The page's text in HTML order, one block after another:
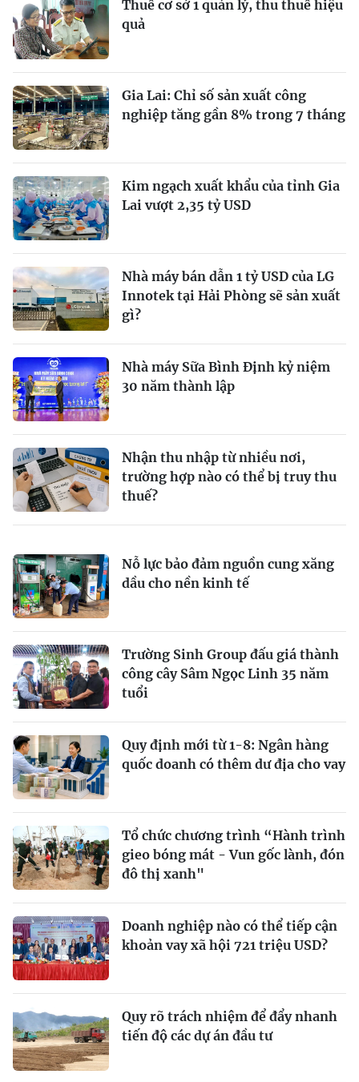
Thuế cơ sở 1 quản lý, thu thuế hiệu
quả
Gia Lai: Chỉ số sản xuất công
nghiệp tăng gần 8% trong 7 tháng
Kim ngạch xuất khẩu của tỉnh Gia
Lai vượt 2,35 tỷ USD
Nhà máy bán dẫn 1 tỷ USD của LG
Innotek tại Hải Phòng sẽ sản xuất
gì?
Nhà máy Sữa Bình Định kỷ niệm
30 năm thành lập
Nhận thu nhập từ nhiều nơi,
trường hợp nào có thể bị truy thu
thuế?
Nỗ lực bảo đảm nguồn cung xăng
dầu cho nền kinh tế
Trường Sinh Group đấu giá thành
công cây Sâm Ngọc Linh 35 năm
tuổi
Quy định mới từ 1-8: Ngân hàng
quốc doanh có thêm dư địa cho vay
Tổ chức chương trình “Hành trình
gieo bóng mát - Vun gốc lành, đón
đô thị xanh"
Doanh nghiệp nào có thể tiếp cận
khoản vay xã hội 721 triệu USD?
Quy rõ trách nhiệm để đẩy nhanh
tiến độ các dự án đầu tư